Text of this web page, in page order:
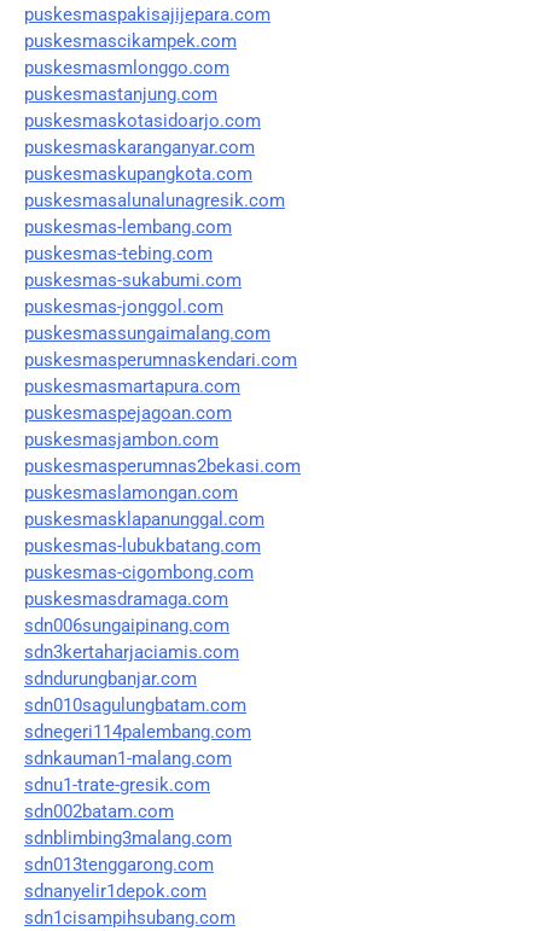
puskesmaspakisajijepara.com
puskesmascikampek.com
puskesmasmlonggo.com
puskesmastanjung.com
puskesmaskotasidoarjo.com
puskesmaskaranganyar.com
puskesmaskupangkota.com
puskesmasalunalunagresik.com
puskesmas-lembang.com
puskesmas-tebing.com
puskesmas-sukabumi.com
puskesmas-jonggol.com
puskesmassungaimalang.com
puskesmasperumnaskendari.com
puskesmasmartapura.com
puskesmaspejagoan.com
puskesmasjambon.com
puskesmasperumnas2bekasi.com
puskesmaslamongan.com
puskesmasklapanunggal.com
puskesmas-lubukbatang.com
puskesmas-cigombong.com
puskesmasdramaga.com
sdn006sungaipinang.com
sdn3kertaharjaciamis.com
sdndurungbanjar.com
sdn010sagulungbatam.com
sdnegeri114palembang.com
sdnkauman1-malang.com
sdnu1-trate-gresik.com
sdn002batam.com
sdnblimbing3malang.com
sdn013tenggarong.com
sdnanyelir1depok.com
sdn1cisampihsubang.com